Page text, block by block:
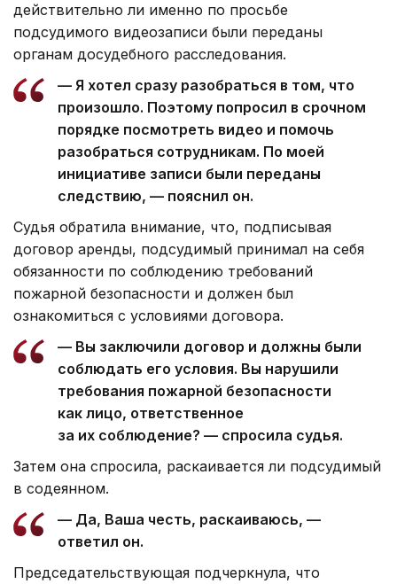
действительно ли именно по просьбе
подсудимого видеозаписи были переданы
органам досудебного расследования.
— Я хотел сразу разобраться в том, что
произошло. Поэтому попросил в срочном
порядке посмотреть видео и помочь
разобраться сотрудникам. По моей
инициативе записи были переданы
следствию, — пояснил он.
Судья обратила внимание, что, подписывая
договор аренды, подсудимый принимал на себя
обязанности по соблюдению требований
пожарной безопасности и должен был
ознакомиться с условиями договора.
— Вы заключили договор и должны были
соблюдать его условия. Вы нарушили
требования пожарной безопасности
как лицо, ответственное
за их соблюдение? — спросила судья.
Затем она спросила, раскаивается ли подсудимый
в содеянном.
— Да, Ваша честь, раскаиваюсь, —
ответил он.
Председательствующая подчеркнула, что